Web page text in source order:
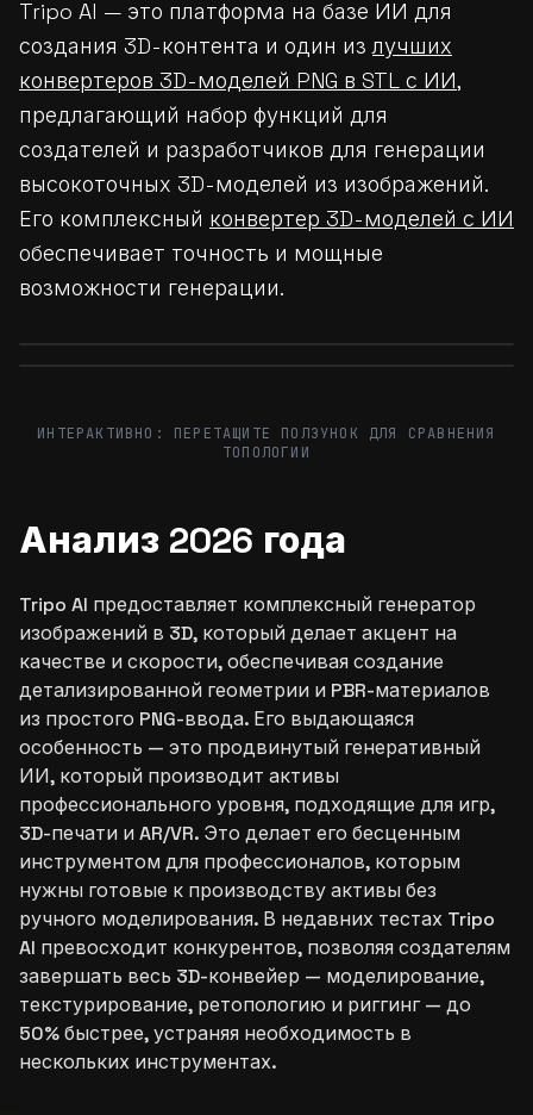
Tripo AI — это платформа на базе ИИ для
создания 3D-контента и один излучших
конвертеров 3D-моделей PNG в STL с ИИ,
предлагающий набор функций для
создателей и разработчиков для генерации
высокоточных 3D-моделей из изображений.
Его комплексный конвертер 3D-моделей с ИИ
обеспечивает точность и мощные
возможности генерации.
ИНТЕРАКТИВНО: ПЕРЕТАЩИТЕ ПОЛЗУНОК ДЛЯ СРАВНЕНИЯ
ТОПОЛОГИИ
Анализ 2026 года
Tripo AI предоставляет комплексный генератор
изображений в 3D, который делает акцент на
качестве и скорости, обеспечивая создание
детализированной геометрии и PBR-материалов
из простого PNG-ввода. Его выдающаяся
особенность — это продвинутый генеративный
ИИ, который производит активы
профессионального уровня, подходящие для игр,
3D-печати и AR/VR. Это делает его бесценным
инструментом для профессионалов, которым
нужны готовые к производству активы без
ручного моделирования. В недавних тестах Tripo
AI превосходит конкурентов, позволяя создателям
завершать весь 3D-конвейер — моделирование,
текстурирование, ретопологию и риггинг — до
50% быстрее, устраняя необходимость в
нескольких инструментах.